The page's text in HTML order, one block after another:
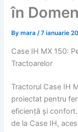
în
Bymara/7 ianuarie
Case IH MX 150:
Tractoarelor
Tractorul Case IH
proiectat pentru
eficiență și
de la Case IH,